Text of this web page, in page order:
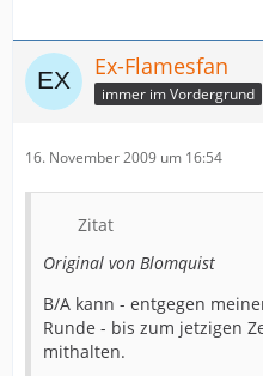
Ex-Flamesfan
immer im Vordergrund
16. November 2009 um 16:54
Zitat
Original von Blomquist
B/A kann - entgegen
Runde - bis zum jetzigen
mithalten.